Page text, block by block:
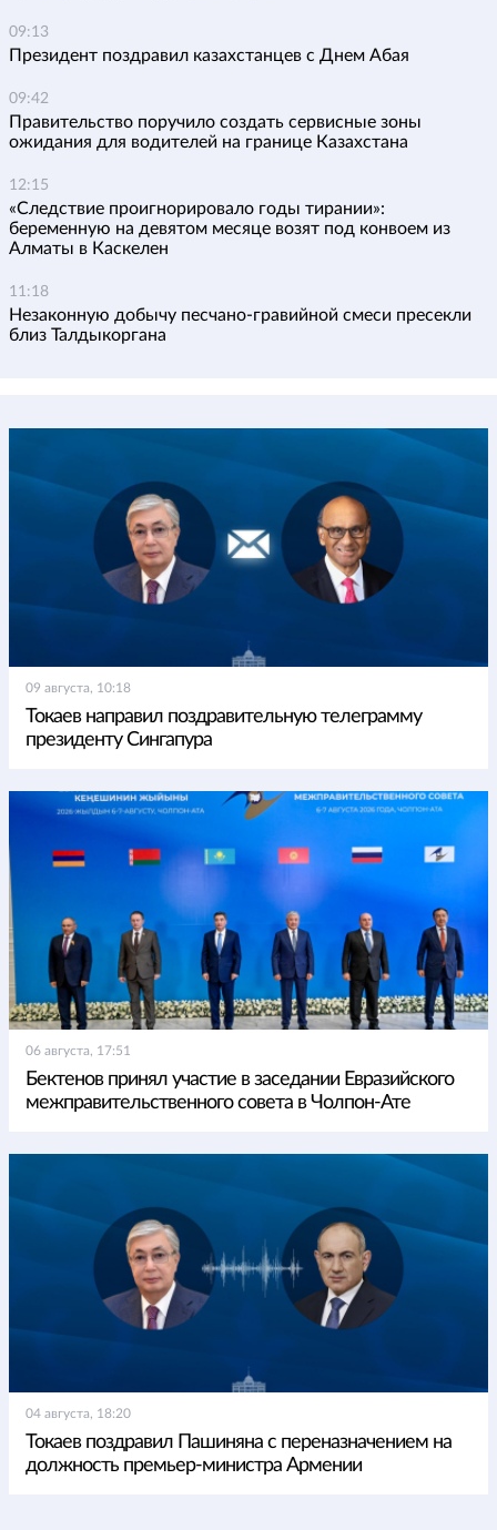
09:13
Президент поздравил казахстанцев с Днем Абая
09:42
Правительство поручило создать сервисные зоны
ожидания для водителей на границе Казахстана
12:15
«Следствие проигнорировало годы тирании»:
беременную на девятом месяце возят под конвоем из
Алматы в Каскелен
11:18
Незаконную добычу песчано-гравийной смеси пресекли
близ Талдыкоргана
09 августа, 10:18
Токаев направил поздравительную телеграмму
президенту Сингапура
06 августа, 17:51
Бектенов принял участие в заседании Евразийского
межправительственного совета в Чолпон-Ате
04 августа, 18:20
Токаев поздравил Пашиняна с переназначением на
должность премьер-министра Армении